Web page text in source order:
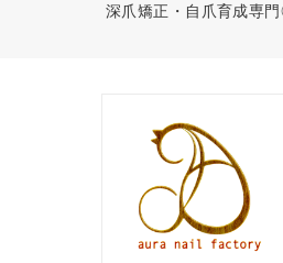
深爪矯正・自爪育成専